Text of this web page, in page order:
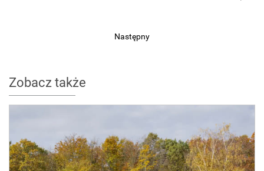
Następny
Zobacz także